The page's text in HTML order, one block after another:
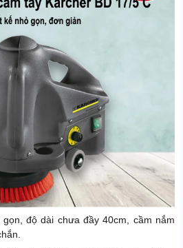
độ dài chưa đầy 40cm, cầm nắm